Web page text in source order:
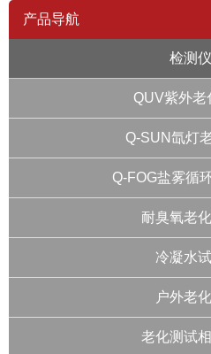
产品导航
检测
QUV紫外老
Q-SUN氙灯
Q-FOG盐雾循
耐臭氧老
冷凝水
户外老
老化测试